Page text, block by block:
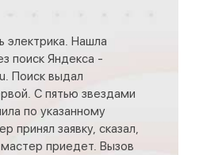
Нашла
поиск Яндекса -
Поиск выдал
С пятью звездами
по указанному
принял заявку, сказал,
приедет. Вызов